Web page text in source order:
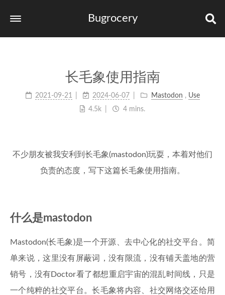
Bugrocery
Categories
长毛象使用指南
2021-09-21 2024-06-07 Mastodon , Use
4.5k
4 mins.
不少朋友被我安利到长毛象(mastodon)玩耍，本着对他们
负责的态度，写下这篇长毛象使用指南。
什么是mastodon
Mastodon(长毛象)是一个开源、去中心化的社交平台。简
单来说，这里没有屏蔽词，没有限流，没有铺天盖地的营
销号，没有Doctor看了都想重启宇宙的混乱时间线，只是
一个纯粹的社交平台。长毛象将内容、社交网络交还给用